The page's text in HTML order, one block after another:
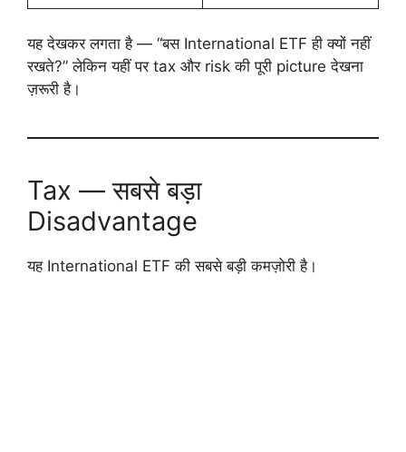
यह देखकर लगता है — “बस International ETF ही क्यों नहीं
रखते?” लेकिन यहीं पर tax और risk की पूरी picture देखना
ज़रूरी है।
Tax — सबसे बड़ा
Disadvantage
यह International ETF की सबसे बड़ी कमज़ोरी है।